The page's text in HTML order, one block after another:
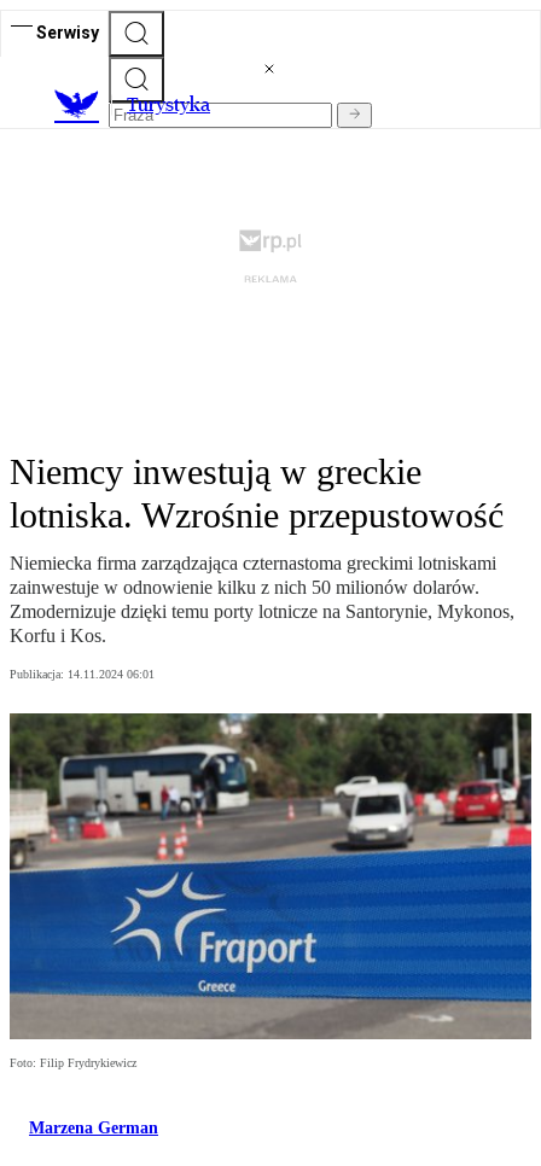
Serwisy
Turystyka
Niemcy inwestują w greckie
lotniska. Wzrośnie przepustowość
Niemiecka firma zarządzająca czternastoma greckimi lotniskami
zainwestuje w odnowienie kilku z nich 50 milionów dolarów.
Zmodernizuje dzięki temu porty lotnicze na Santorynie, Mykonos,
Korfu i Kos.
Publikacja: 14.11.2024 06:01
Foto: Filip Frydrykiewicz
Marzena German